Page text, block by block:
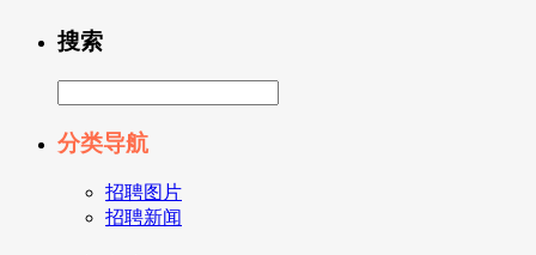
搜索
分类导航
招聘图片
招聘新闻